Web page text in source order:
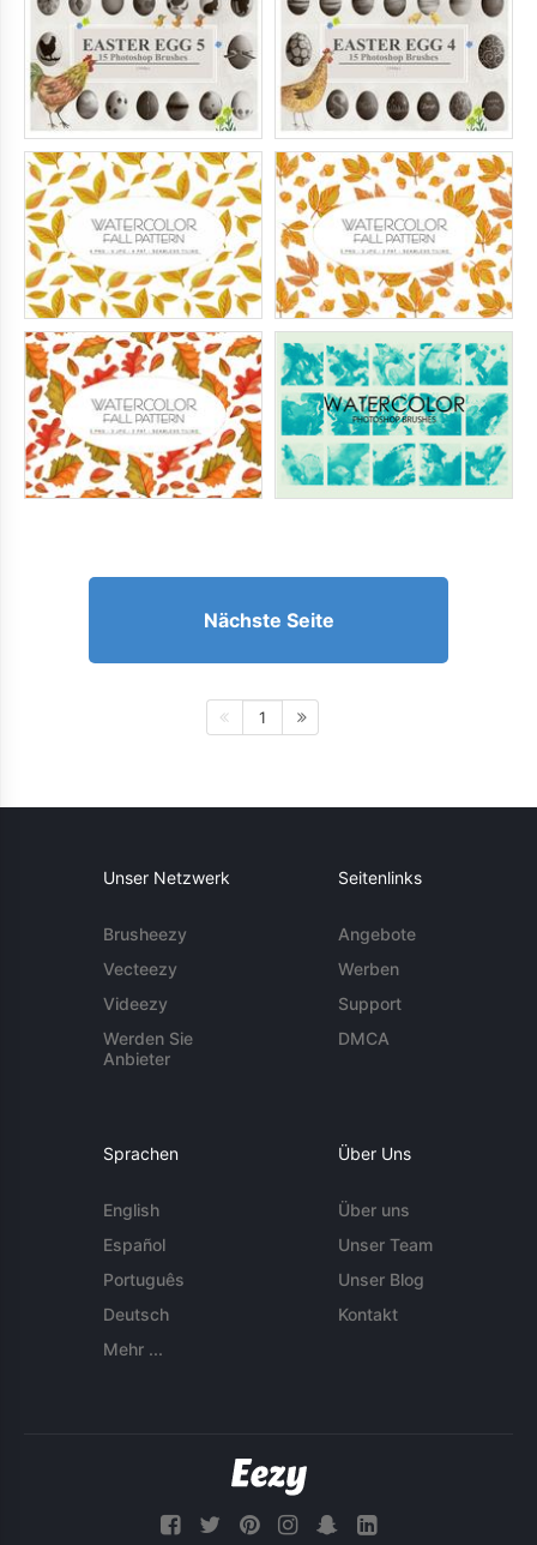
Nächste Seite
1
Unser Netzwerk
Brusheezy
Vecteezy
Videezy
Werden Sie
Anbieter
Seitenlinks
Angebote
Werben
Support
DMCA
Sprachen
English
Español
Português
Deutsch
Mehr ...
Über Uns
Über uns
Unser Team
Unser Blog
Kontakt